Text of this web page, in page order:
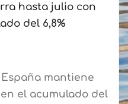
hasta julio con
del 6,8%
mantiene
el acumulado del